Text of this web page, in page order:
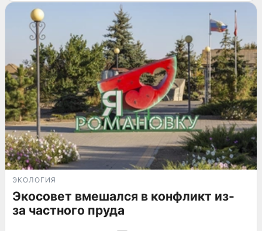
ЭКОЛОГИЯ
Экосовет вмешался в конфликт из-
за частного пруда